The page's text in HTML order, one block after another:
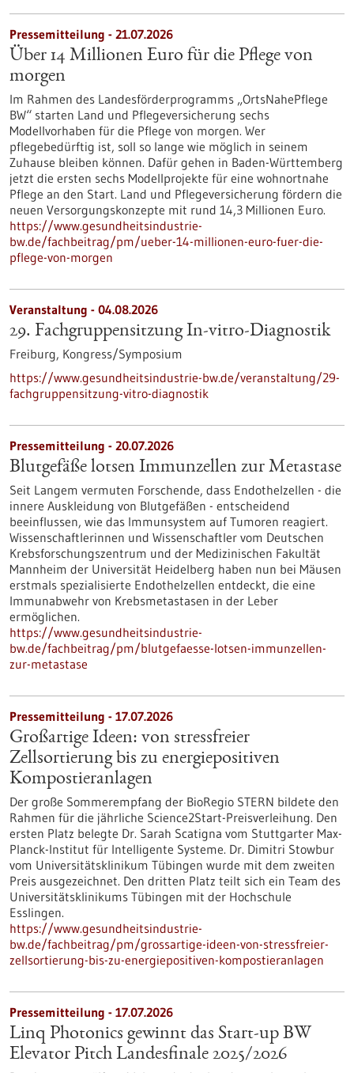
Pressemitteilung - 21.07.2026
Über 14 Millionen Euro für die Pflege von
morgen
Im Rahmen des Landesförderprogramms „OrtsNahePflege
BW“ starten Land und Pflegeversicherung sechs
Modellvorhaben für die Pflege von morgen. Wer
pflegebedürftig ist, soll so lange wie möglich in seinem
Zuhause bleiben können. Dafür gehen in Baden-Württemberg
jetzt die ersten sechs Modellprojekte für eine wohnortnahe
Pflege an den Start. Land und Pflegeversicherung fördern die
neuen Versorgungskonzepte mit rund 14,3 Millionen Euro.
https://www.gesundheitsindustrie-
bw.de/fachbeitrag/pm/ueber-14-millionen-euro-fuer-die-
pflege-von-morgen
Veranstaltung - 04.08.2026
29. Fachgruppensitzung In-vitro-Diagnostik
Freiburg, Kongress/Symposium
https://www.gesundheitsindustrie-bw.de/veranstaltung/29-
fachgruppensitzung-vitro-diagnostik
Pressemitteilung - 20.07.2026
Blutgefäße lotsen Immunzellen zur Metastase
Seit Langem vermuten Forschende, dass Endothelzellen - die
innere Auskleidung von Blutgefäßen - entscheidend
beeinflussen, wie das Immunsystem auf Tumoren reagiert.
Wissenschaftlerinnen und Wissenschaftler vom Deutschen
Krebsforschungszentrum und der Medizinischen Fakultät
Mannheim der Universität Heidelberg haben nun bei Mäusen
erstmals spezialisierte Endothelzellen entdeckt, die eine
Immunabwehr von Krebsmetastasen in der Leber
ermöglichen.
https://www.gesundheitsindustrie-
bw.de/fachbeitrag/pm/blutgefaesse-lotsen-immunzellen-
zur-metastase
Pressemitteilung - 17.07.2026
Großartige Ideen: von stressfreier
Zellsortierung bis zu energiepositiven
Kompostieranlagen
Der große Sommerempfang der BioRegio STERN bildete den
Rahmen für die jährliche Science2Start-Preisverleihung. Den
ersten Platz belegte Dr. Sarah Scatigna vom Stuttgarter Max-
Planck-Institut für Intelligente Systeme. Dr. Dimitri Stowbur
vom Universitätsklinikum Tübingen wurde mit dem zweiten
Preis ausgezeichnet. Den dritten Platz teilt sich ein Team des
Universitätsklinikums Tübingen mit der Hochschule
Esslingen.
https://www.gesundheitsindustrie-
bw.de/fachbeitrag/pm/grossartige-ideen-von-stressfreier-
zellsortierung-bis-zu-energiepositiven-kompostieranlagen
Pressemitteilung - 17.07.2026
Linq Photonics gewinnt das Start-up BW
Elevator Pitch Landesfinale 2025/2026